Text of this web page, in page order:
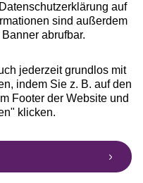
auf
sind außerdem
abrufbar.
jederzeit grundlos mit
indem Sie z. B. auf den
Footer der Website und
klicken.